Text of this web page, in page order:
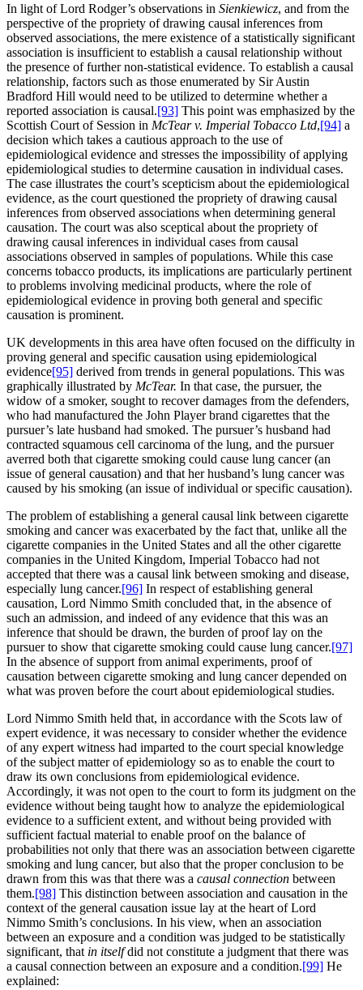
In light of Lord Rodger’s observations in Sienkiewicz, and from the
perspective of the propriety of drawing causal inferences from
observed associations, the mere existence of a statistically significant
association is insufficient to establish a causal relationship without
the presence of further non-statistical evidence. To establish a causal
relationship, factors such as those enumerated by Sir Austin
Bradford Hill would need to be utilized to determine whether a
reported association is causal.[93] This point was emphasized by the
Scottish Court of Session in McTear v. Imperial Tobacco Ltd,[94] a
decision which takes a cautious approach to the use of
epidemiological evidence and stresses the impossibility of applying
epidemiological studies to determine causation in individual cases.
The case illustrates the court’s scepticism about the epidemiological
evidence, as the court questioned the propriety of drawing causal
inferences from observed associations when determining general
causation. The court was also sceptical about the propriety of
drawing causal inferences in individual cases from causal
associations observed in samples of populations. While this case
concerns tobacco products, its implications are particularly pertinent
to problems involving medicinal products, where the role of
epidemiological evidence in proving both general and specific
causation is prominent.
UK developments in this area have often focused on the difficulty in
proving general and specific causation using epidemiological
evidence[95] derived from trends in general populations. This was
graphically illustrated by McTear. In that case, the pursuer, the
widow of a smoker, sought to recover damages from the defenders,
who had manufactured the John Player brand cigarettes that the
pursuer’s late husband had smoked. The pursuer’s husband had
contracted squamous cell carcinoma of the lung, and the pursuer
averred both that cigarette smoking could cause lung cancer (an
issue of general causation) and that her husband’s lung cancer was
caused by his smoking (an issue of individual or specific causation).
The problem of establishing a general causal link between cigarette
smoking and cancer was exacerbated by the fact that, unlike all the
cigarette companies in the United States and all the other cigarette
companies in the United Kingdom, Imperial Tobacco had not
accepted that there was a causal link between smoking and disease,
especially lung cancer.[96] In respect of establishing general
causation, Lord Nimmo Smith concluded that, in the absence of
such an admission, and indeed of any evidence that this was an
inference that should be drawn, the burden of proof lay on the
pursuer to show that cigarette smoking could cause lung cancer.[97]
In the absence of support from animal experiments, proof of
causation between cigarette smoking and lung cancer depended on
what was proven before the court about epidemiological studies.
Lord Nimmo Smith held that, in accordance with the Scots law of
expert evidence, it was necessary to consider whether the evidence
of any expert witness had imparted to the court special knowledge
of the subject matter of epidemiology so as to enable the court to
draw its own conclusions from epidemiological evidence.
Accordingly, it was not open to the court to form its judgment on the
evidence without being taught how to analyze the epidemiological
evidence to a sufficient extent, and without being provided with
sufficient factual material to enable proof on the balance of
probabilities not only that there was an association between cigarette
smoking and lung cancer, but also that the proper conclusion to be
drawn from this was that there was a causal connection between
them.[98] This distinction between association and causation in the
context of the general causation issue lay at the heart of Lord
Nimmo Smith’s conclusions. In his view, when an association
between an exposure and a condition was judged to be statistically
significant, that in itselfdid not constitute a judgment that there was
a causal connection between an exposure and a condition.[99] He
explained: